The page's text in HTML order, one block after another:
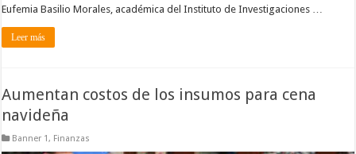
Eufemia Basilio Morales, académica del Instituto de Investigaciones …
Leer más
Aumentan costos de los insumos para cena
navideña
Banner 1, Finanzas